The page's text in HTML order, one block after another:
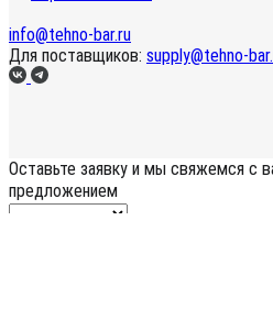
info@tehno-bar.ru
Для поставщиков: supply@tehno-
Оставьте заявку и мы свяжемся с
предложением